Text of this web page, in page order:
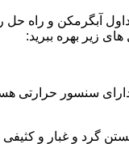
آبگرمکن و راه حل
زیر بهره ببرید:
سنسور حرارتی
گرد و غبار و